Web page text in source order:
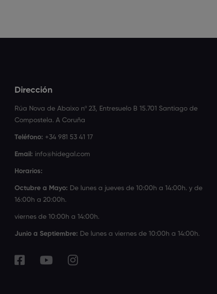
Dirección
Rúa Nova de Abaixo nº 23, Entresuelo B 15.701 Santiago de
Compostela. A Coruña
Teléfono: +34 981 53 41 17
Email: info@hidegal.com
Horarios:
Octubre a Mayo: De lunes a jueves de 10:00h a 14:00h. y de
16:00h a 20:00h.
viernes de 10:00h a 14:00h.
Junio a Septiembre: De lunes a viernes de 10:00h a 14:00h.